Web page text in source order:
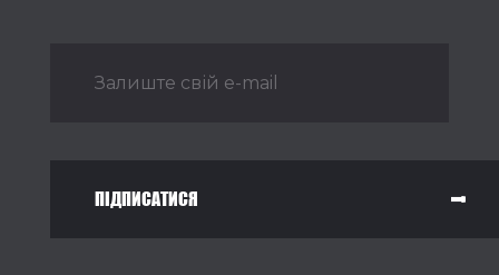
ПІДПИСАТИСЯ